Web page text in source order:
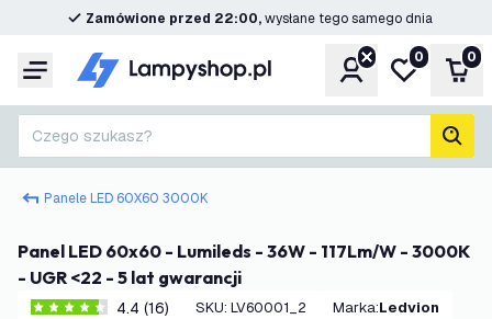
Zamówione przed 22:00,wysłane tego samego dnia
Menu KontoMoja lista
0 0
Czego szukasz?
Panele LED 60X60 3000K
Panel LED 60x60 - Lumileds - 36W - 117Lm/W - 3000K
- UGR <22 - 5 lat gwarancji
4.4 (16) SKU: LV60001_2 Marka: Ledvion